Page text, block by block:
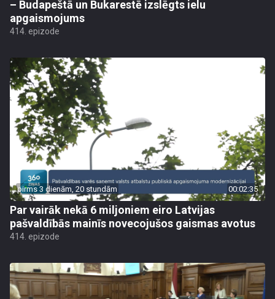
– Budapeštā un Bukarestē izslēgts ielu
apgaismojums
414. epizode
pirms 3 dienām, 20 stundām 00:02:35
Par vairāk nekā 6 miljoniem eiro Latvijas
pašvaldībās mainīs novecojušos gaismas avotus
414. epizode